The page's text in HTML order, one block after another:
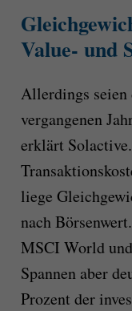
Value- und
Allerdings seien
vergangenen
erklärt
liege
nach
MSCI World
Spannen aber
Prozent der